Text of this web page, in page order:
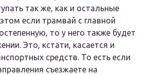
так же, как и остальные
если трамвай с главной
то у него также будет
Это, кстати, касается и
средств. То есть если
съезжаете на